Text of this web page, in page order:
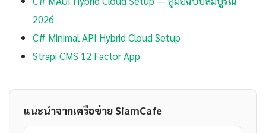
2026
C# Minimal API Hybrid Cloud Setup
Strapi CMS 12 Factor App
แนะนำจากเครือข่าย SiamCafe